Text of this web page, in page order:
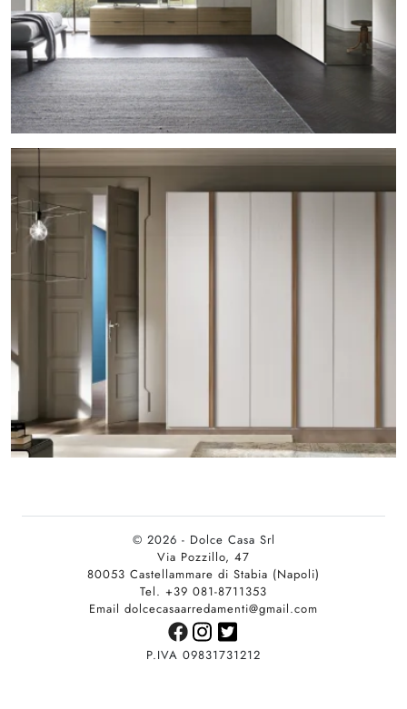
© 2026 - Dolce Casa Srl
Via Pozzillo, 47
80053 Castellammare di Stabia (Napoli)
Tel. +39 081-8711353
Email dolcecasaarredamenti@gmail.com
P.IVA 09831731212